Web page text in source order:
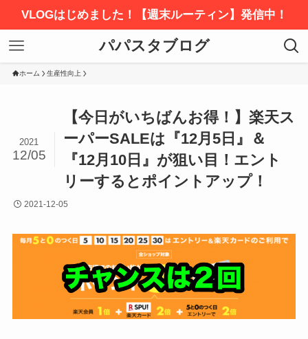
VLOGはじめました！【週末ルーティン】発信中！
パパスタブログ
ホーム 生産性向上
【今日がいちばんお得！】楽天ス
ーパーSALEは『12月5日』＆
『12月10日』が狙い目！エント
リーするとポイントアップ！
2021
12/05
2021-12-05